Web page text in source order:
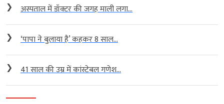
❯ अस्पताल में डॉक्टर की जगह माली लगा...
❯ ‘पापा ने बुलाया है’ कहकर 8 साल...
❯ 41 साल की उम्र में कांस्टेबल गणेश...